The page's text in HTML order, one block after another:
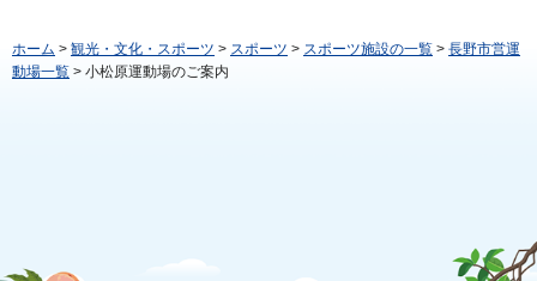
ホーム > 観光・文化・スポーツ > スポーツ > スポーツ施設の一覧 > 長野市営運
動場一覧 > 小松原運動場のご案内